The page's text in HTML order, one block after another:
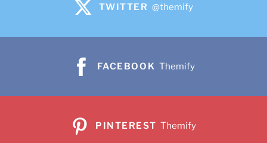
TWITTER @themify
FACEBOOK Themify
PINTEREST Themify